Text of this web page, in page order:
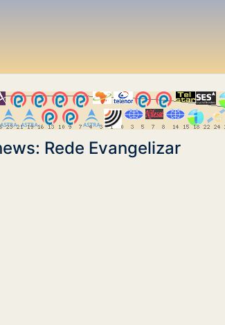
Rede Evangelizar